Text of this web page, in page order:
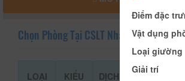
Chọn Phòng Tại CSLT Nhà Mình
LOẠI
KIỂU
DỊCH
GIÁ THAM
Điểm đặc
Vật dụng
Loại giường
Giải trí